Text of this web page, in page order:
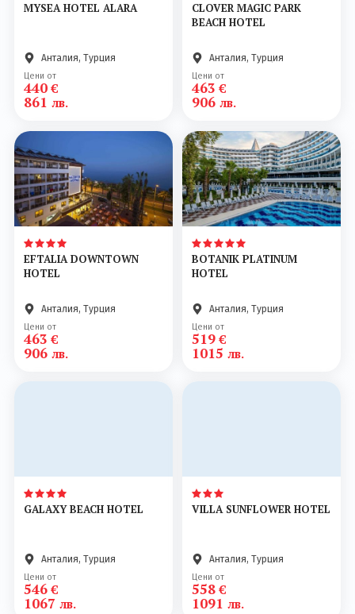
MYSEA HOTEL ALARA
Анталия, Турция
Цени от
440 €
861 лв.
CLOVER MAGIC PARK
BEACH HOTEL
Анталия, Турция
Цени от
463 €
906 лв.
EFTALIA DOWNTOWN
HOTEL
Анталия, Турция
Цени от
463 €
906 лв.
BOTANIK PLATINUM
HOTEL
Анталия, Турция
Цени от
519 €
1015 лв.
GALAXY BEACH HOTEL
Анталия, Турция
Цени от
546 €
1067 лв.
VILLA SUNFLOWER HOTEL
Анталия, Турция
Цени от
558 €
1091 лв.